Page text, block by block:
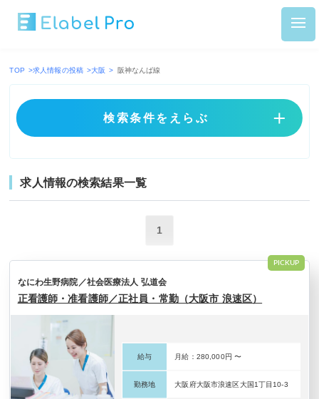
TOP >求人情報の投稿 >大阪 > 阪神なんば線
求人情報の検索結果一覧
1
なにわ生野病院／社会医療法人 弘道会
PICKUP
正看護師・准看護師／正社員・常勤（大阪市 浪速区）
給与 月給：280,000円 〜
勤務地 大阪府大阪市浪速区大国1丁目10-3
検索条件をえらぶ